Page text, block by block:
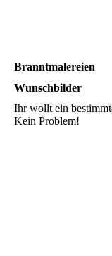
Branntmalereien
Wunschbilder
Ihr wollt ein
Kein Problem!